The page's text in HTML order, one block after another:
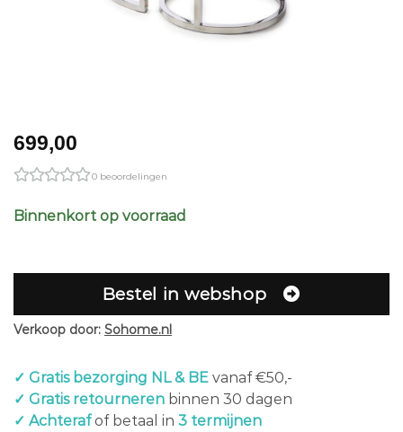
699,00
0 beoordelingen
Binnenkort op voorraad
Bestel in webshop
Verkoop door: Sohome.nl
✓ Gratis bezorging NL & BE vanaf €50,-
✓ Gratis retourneren binnen 30 dagen
✓ Achterafof betaal in 3 termijnen